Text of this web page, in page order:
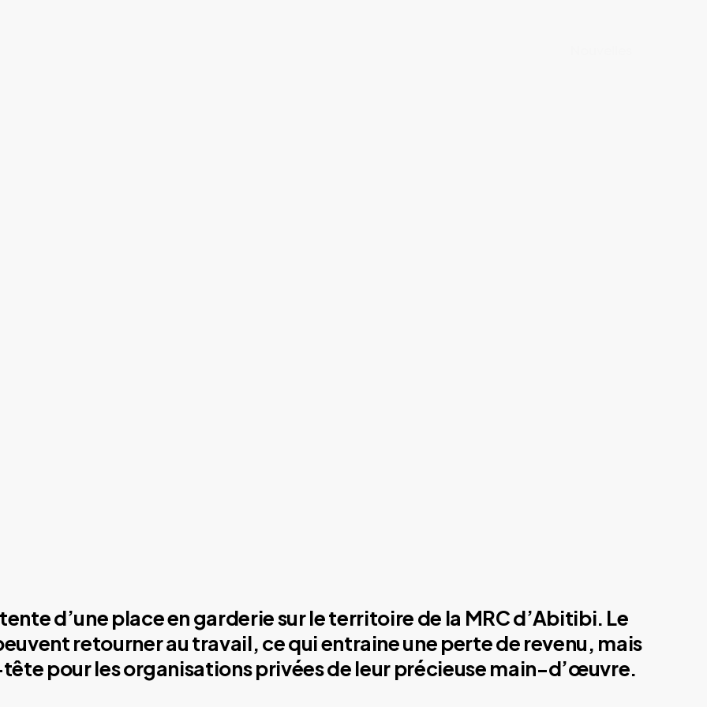
d’une place en garderie sur le territoire de la MRC d’Abitibi. Le
retourner au travail, ce qui entraine une perte de revenu, mais
pour les organisations privées de leur précieuse main-d’œuvre.